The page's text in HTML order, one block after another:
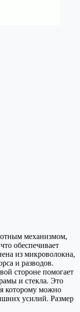
механизмом,
обеспечивает
из микроволокна,
и разводов.
стороне помогает
и стекла. Это
которому можно
усилий. Размер